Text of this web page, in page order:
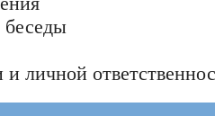
беседы
личной